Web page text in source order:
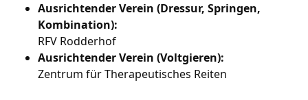
Ausrichtender Verein (Dressur, Springen,
Kombination):
RFV Rodderhof
Ausrichtender Verein (Voltgieren):
Zentrum für Therapeutisches Reiten